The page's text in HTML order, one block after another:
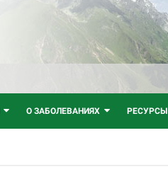
О ЗАБОЛЕВАНИЯХ РЕСУРСЫ